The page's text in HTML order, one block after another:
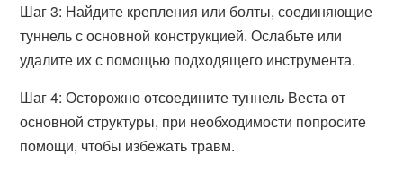
Шаг 3: Найдите крепления или болты, соединяющие
туннель с основной конструкцией. Ослабьте или
удалите их с помощью подходящего инструмента.
Шаг 4: Осторожно отсоедините туннель Веста от
основной структуры, при необходимости попросите
помощи, чтобы избежать травм.